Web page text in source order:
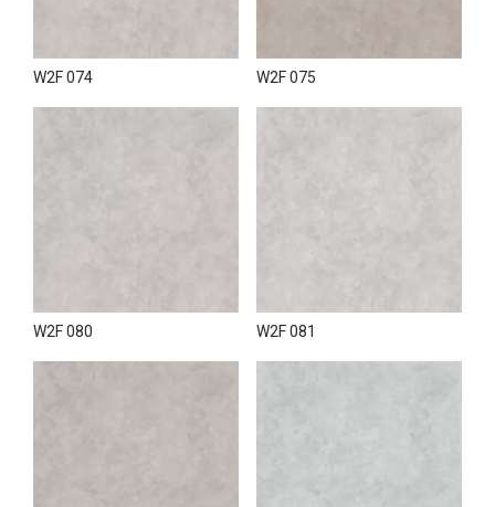
W2F 074 W2F 075
W2F 080 W2F 081